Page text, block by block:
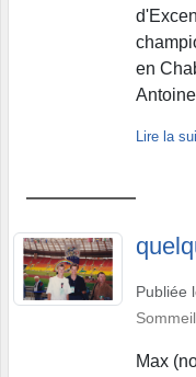
en
Lire la
Publiée
Max